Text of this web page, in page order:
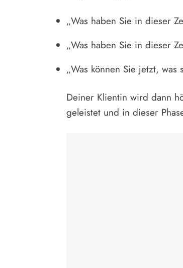
„Was haben Sie in dieser
„Was haben Sie in dieser
„Was können Sie jetzt,
Deiner Klientin wird dann
geleistet und in dieser